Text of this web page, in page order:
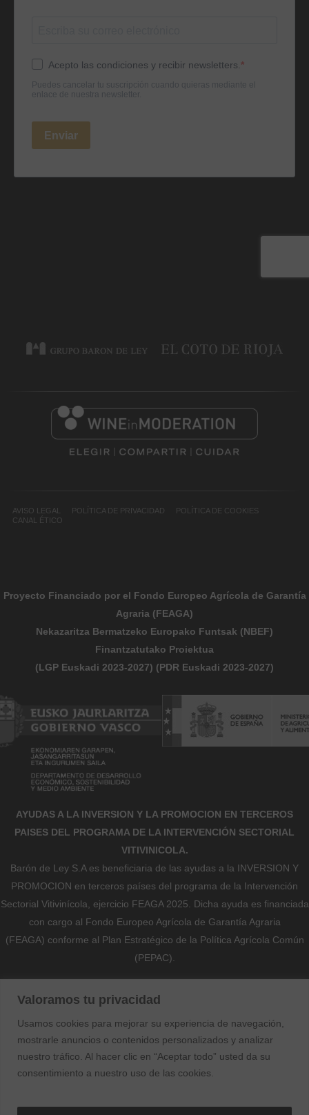
Valoramos tu privacidad
Usamos cookies para mejorar su experiencia de navegación,
mostrarle anuncios o contenidos personalizados y analizar
nuestro tráfico. Al hacer clic en “Aceptar todo” usted da su
consentimiento a nuestro uso de las cookies.
AVISO LEGAL POLÍTICA DE PRIVACIDAD
POLÍTICA DE COOKIES
CANAL ÉTICO
Proyecto Financiado por el Fondo Europeo Agrícola de Garantía
Agraria (FEAGA)
Nekazaritza Bermatzeko Europako Funtsak (NBEF)
Finantzatutako Proiektua
(LGP Euskadi 2023-2027) (PDR Euskadi 2023-2027)
AYUDAS A LA INVERSION Y LA PROMOCION EN TERCEROS
PAISES DEL PROGRAMA DE LA INTERVENCIÓN SECTORIAL
VITIVINICOLA.
Barón de Ley S.A es beneficiaria de las ayudas a la INVERSION Y
PROMOCION en terceros países del programa de la Intervención
Sectorial Vitivinícola, ejercicio FEAGA 2025. Dicha ayuda es financiada
con cargo al Fondo Europeo Agrícola de Garantía Agraria
(FEAGA) conforme al Plan Estratégico de la Política Agrícola Común
(PEPAC).
Nekazaritza Bermatzeko Europako Funtsak (NBEF)
Proyecto Financiado por el Fondo Europeo Agrícola de Garantía
Agraria (FEAGA)